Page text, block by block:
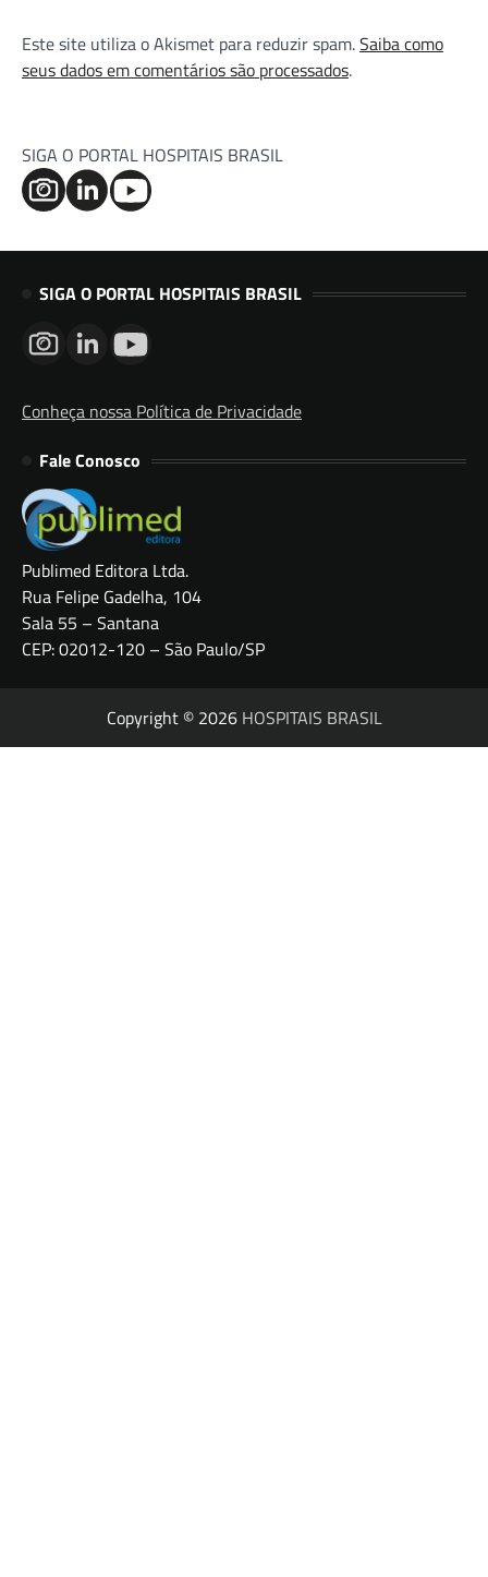
Este site utiliza o Akismet para reduzir spam.Saiba como
seus dados em comentários são processados.
SIGA O PORTAL HOSPITAIS BRASIL
SIGA O PORTAL HOSPITAIS BRASIL
Conheça nossa Política de Privacidade
Fale Conosco
Publimed Editora Ltda.
Rua Felipe Gadelha, 104
Sala 55 – Santana
CEP: 02012-120 – São Paulo/SP
Copyright © 2026 HOSPITAIS BRASIL